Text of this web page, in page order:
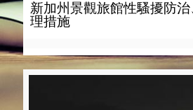
新加州景觀旅館性騷擾防
理措施